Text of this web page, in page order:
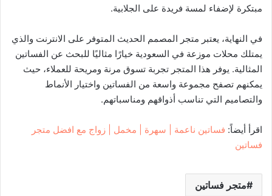
مبتكرة لإضفاء لمسة فريدة على الجلابية.
في النهاية، يعتبر متجر المصمم الحديث المتوفر على الانترنت والذي
يمتلك محلات موزعة في السعودية خيارًا مثاليًا للبحث عن الفساتين
المثالية. يوفر هذا المتجر تجربة تسوق مرنة ومريحة للعملاء، حيث
يمكنهم تصفح مجموعة واسعة من الفساتين واختيار الأنماط
والتصاميم التي تناسب أذواقهم ومناسباتهم.
اقرأ أيضاً: فساتين ناعمة | سهرة | مخمل | زواج مع افضل متجر
فساتين
متجر فساتين